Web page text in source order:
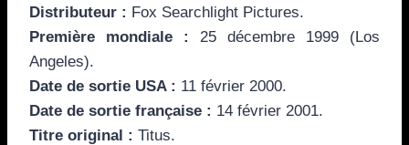
Distributeur : Fox Searchlight Pictures.
Première mondiale :
25 décembre 1999 (Los
Angeles).
Date de sortie USA : 11 février 2000.
Date de sortie française : 14 février 2001.
Titre original : Titus.